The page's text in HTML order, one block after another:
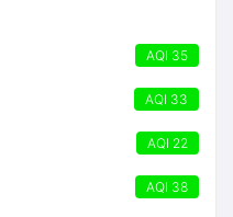
AQI 35
AQI 33
AQI 22
AQI 38